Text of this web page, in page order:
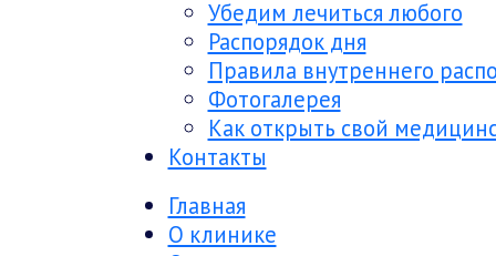
Убедим лечиться любого
Распорядок дня
Правила внутреннего
Фотогалерея
Как открыть свой
Контакты
Главная
О клинике